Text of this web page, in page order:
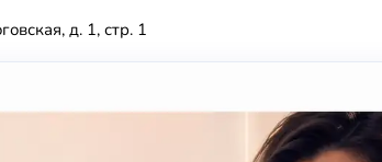
д. 1, стр. 1